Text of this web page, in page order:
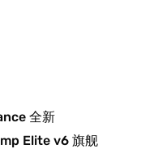
全新
Elite v6 旗舰